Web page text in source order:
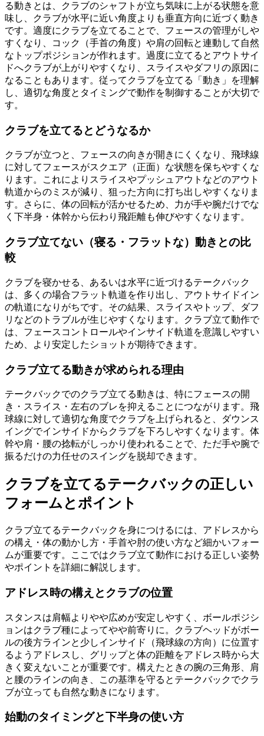
る動きとは、クラブのシャフトが立ち気味に上がる状態を意
味し、クラブが水平に近い角度よりも垂直方向に近づく動き
です。適度にクラブを立てることで、フェースの管理がしや
すくなり、コック（手首の角度）や肩の回転と連動して自然
なトップポジションが作れます。過度に立てるとアウトサイ
ドへクラブが上がりやすくなり、スライスやダフリの原因に
なることもあります。従ってクラブを立てる「動き」を理解
し、適切な角度とタイミングで動作を制御することが大切で
す。
クラブを立てるとどうなるか
クラブが立つと、フェースの向きが開きにくくなり、飛球線
に対してフェースがスクエア（正面）な状態を保ちやすくな
ります。これによりスライスやプッシュアウトなどのアウト
軌道からのミスが減り、狙った方向に打ち出しやすくなりま
す。さらに、体の回転が活かせるため、力が手や腕だけでな
く下半身・体幹から伝わり飛距離も伸びやすくなります。
クラブ立てない（寝る・フラットな）動きとの比
較
クラブを寝かせる、あるいは水平に近づけるテークバック
は、多くの場合フラット軌道を作り出し、アウトサイドイン
の軌道になりがちです。その結果、スライスやトップ、ダフ
リなどのトラブルが生じやすくなります。クラブ立て動作で
は、フェースコントロールやインサイド軌道を意識しやすい
ため、より安定したショットが期待できます。
クラブ立てる動きが求められる理由
テークバックでのクラブ立てる動きは、特にフェースの開
き・スライス・左右のブレを抑えることにつながります。飛
球線に対して適切な角度でクラブを上げられると、ダウンス
イングでインサイドからクラブを下ろしやすくなります。体
幹や肩・腰の捻転がしっかり使われることで、ただ手や腕で
振るだけの力任せのスイングを脱却できます。
クラブを立てるテークバックの正しい
フォームとポイント
クラブ立てるテークバックを身につけるには、アドレスから
の構え・体の動かし方・手首や肘の使い方など細かいフォー
ムが重要です。ここではクラブ立て動作における正しい姿勢
やポイントを詳細に解説します。
アドレス時の構えとクラブの位置
スタンスは肩幅よりやや広めが安定しやすく、ボールポジシ
ョンはクラブ種によってやや前寄りに。クラブヘッドがボー
ルの後方ラインと少しインサイド（飛球線の方向）に位置す
るようアドレスし、グリップと体の距離をアドレス時から大
きく変えないことが重要です。構えたときの腕の三角形、肩
と腰のラインの向き、この基準を守るとテークバックでクラ
ブが立っても自然な動きになります。
始動のタイミングと下半身の使い方